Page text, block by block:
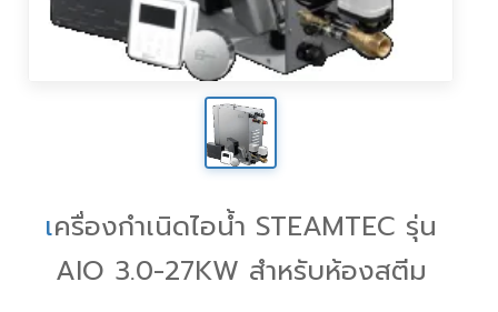
เครื่องกำเนิดไอน้ำ STEAMTEC รุ่น
AIO 3.0-27KW สำหรับห้องสตีม